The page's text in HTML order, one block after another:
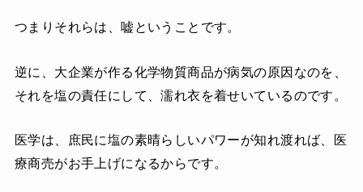
つまりそれらは、嘘ということです。
逆に、大企業が作る化学物質商品が病気の原因なのを、
それを塩の責任にして、濡れ衣を着せいているのです。
医学は、庶民に塩の素晴らしいパワーが知れ渡れば、医
療商売がお手上げになるからです。